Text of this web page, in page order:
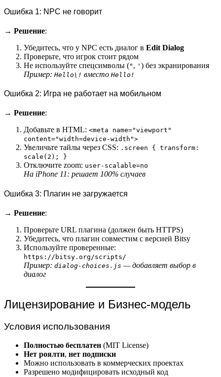
Ошибка 1: NPC не говорит
→ Решение:
Убедитесь, что у NPC есть диалог в Edit Dialog
Проверьте, что игрок стоит рядом
Не используйте спецсимволы (" , ' ) без экранирования
Пример: Hello\! вместо Hello!
Ошибка 2: Игра не работает на мобильном
→ Решение:
Добавьте в HTML: <meta name="viewport"
content="width=device-width">
Увеличьте тайлы через CSS: .screen { transform:
scale(2); }
Отключите zoom: user-scalable=no
На iPhone 11: решает 100% случаев
Ошибка 3: Плагин не загружается
→ Решение:
Проверьте URL плагина (должен быть HTTPS)
Убедитесь, что плагин совместим с версией Bitsy
Используйте проверенные:
https://bitsy.org/scripts/
Пример: dialog-choices.js — добавляет выбор в
диалог
Лицензирование и Бизнес-модель
Условия использования
Полностью бесплатен (MIT License)
Нет роялти, нет подписки
Можно использовать в коммерческих проектах
Разрешено модифицировать исходный код